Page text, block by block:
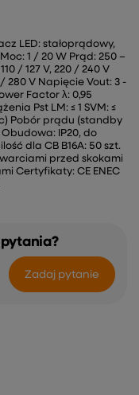
LED: stałoprądowy,
1 / 20 W Prąd: 250 –
/ 127 V, 220 / 240 V
280 V Napięcie Vout: 3 -
Factor λ: 0,95
Pst LM: ≤ 1 SVM: ≤
Pobór prądu (standby
Obudowa: IP20, do
dla CB B16A: 50 szt.
przed skokami
Certyfikaty: CE ENEC
Zadaj pytanie